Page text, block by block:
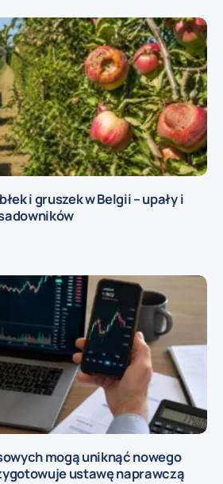
i gruszek w Belgii – upały i
mogą uniknąć nowego
ustawę naprawczą